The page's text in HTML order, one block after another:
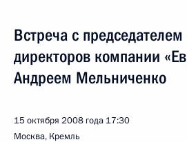
Встреча с председателем
директоров компании
Андреем Мельниченко
15 октября 2008 года 17:30
Москва, Кремль